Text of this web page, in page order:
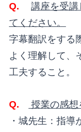
Q.
講座を受講
てください。
字幕翻訳をする
よく理解して、
工夫すること。
Q.
授業の感想
・城先生：指